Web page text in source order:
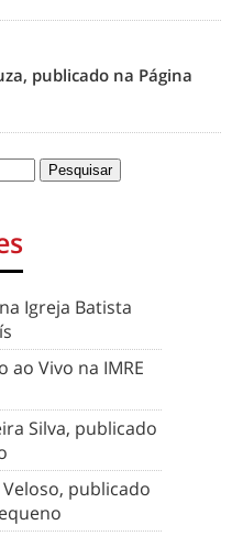
publicado na Página
Igreja Batista
ao Vivo na IMRE
Silva, publicado
publicado